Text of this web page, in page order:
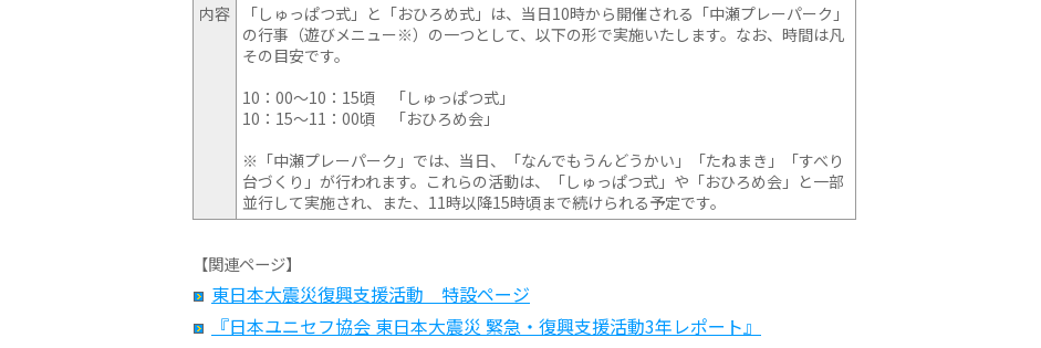
内容
「しゅっぱつ式」と「おひろめ式」は、当日10時から開催される「中瀬プレーパーク」
の行事（遊びメニュー※）の一つとして、以下の形で実施いたします。なお、時間は凡
その目安です。
10：00〜10：15頃 「しゅっぱつ式」
10：15〜11：00頃 「おひろめ会」
※「中瀬プレーパーク」では、当日、「なんでもうんどうかい」「たねまき」「すべり
台づくり」が行われます。これらの活動は、「しゅっぱつ式」や「おひろめ会」と一部
並行して実施され、また、11時以降15時頃まで続けられる予定です。
【関連ページ】
東日本大震災復興支援活動 特設ページ
『日本ユニセフ協会 東日本大震災 緊急・復興支援活動3年レポート』